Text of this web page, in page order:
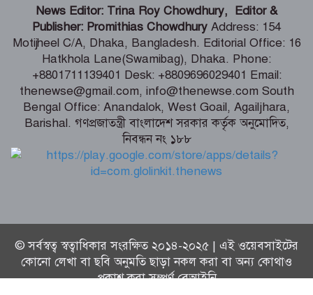
টানা ৫ দিন অনশনের পর বিয়ে, তিন মাস পর
মিলল মোনিয়ার ঝুলন্ত লাশ
শ্যামনগরে ৫ আগস্ট জুলাই গণঅভ্যুত্থান
দিবস উপলক্ষে সমাবেশ ও গণমিছিল
জাল দলিলের অভিযোগ-কোটালীপাড়ায় দুই
দলিল লেখক সাময়িক বহিস্কার
News Editor: Trina Roy Chowdhury, Editor &
Publisher: Promithias Chowdhury Address: 154
Motijheel C/A, Dhaka, Bangladesh. Editorial Office: 16
Hatkhola Lane(Swamibag), Dhaka. Phone:
+8801711139401 Desk: +8809696029401 Email:
thenewse@gmail.com, info@thenewse.com South
Bengal Office: Anandalok, West Goail, Agailjhara,
Barishal. গণপ্রজাতন্ত্রী বাংলাদেশ সরকার কর্তৃক অনুমোদিত,
নিবন্ধন নং ১৮৮
© সর্বস্বত্ব স্বত্বাধিকার সংরক্ষিত ২০১৪-২০২৫ | এই ওয়েবসাইটের
কোনো লেখা বা ছবি অনুমতি ছাড়া নকল করা বা অন্য কোথাও
প্রকাশ করা সম্পূর্ণ বেআইনি